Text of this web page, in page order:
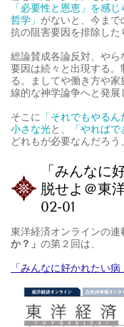
「必要性と恩恵」を感
哲学」 がないと、今ま
抗の阻害要因を排除した
総論賛成各論反対、や
要因は続々と出現する
る。ましてや働き方や
線的な神学論争へと発展
そこに 「それでもやる
小さな光と、 「やれば
どれもが必要なんだろう
「みんなに
脱せよ＠東
02-01
東洋経済オンラインの連
か？」 の第２回は、
「みんなに好かれたい